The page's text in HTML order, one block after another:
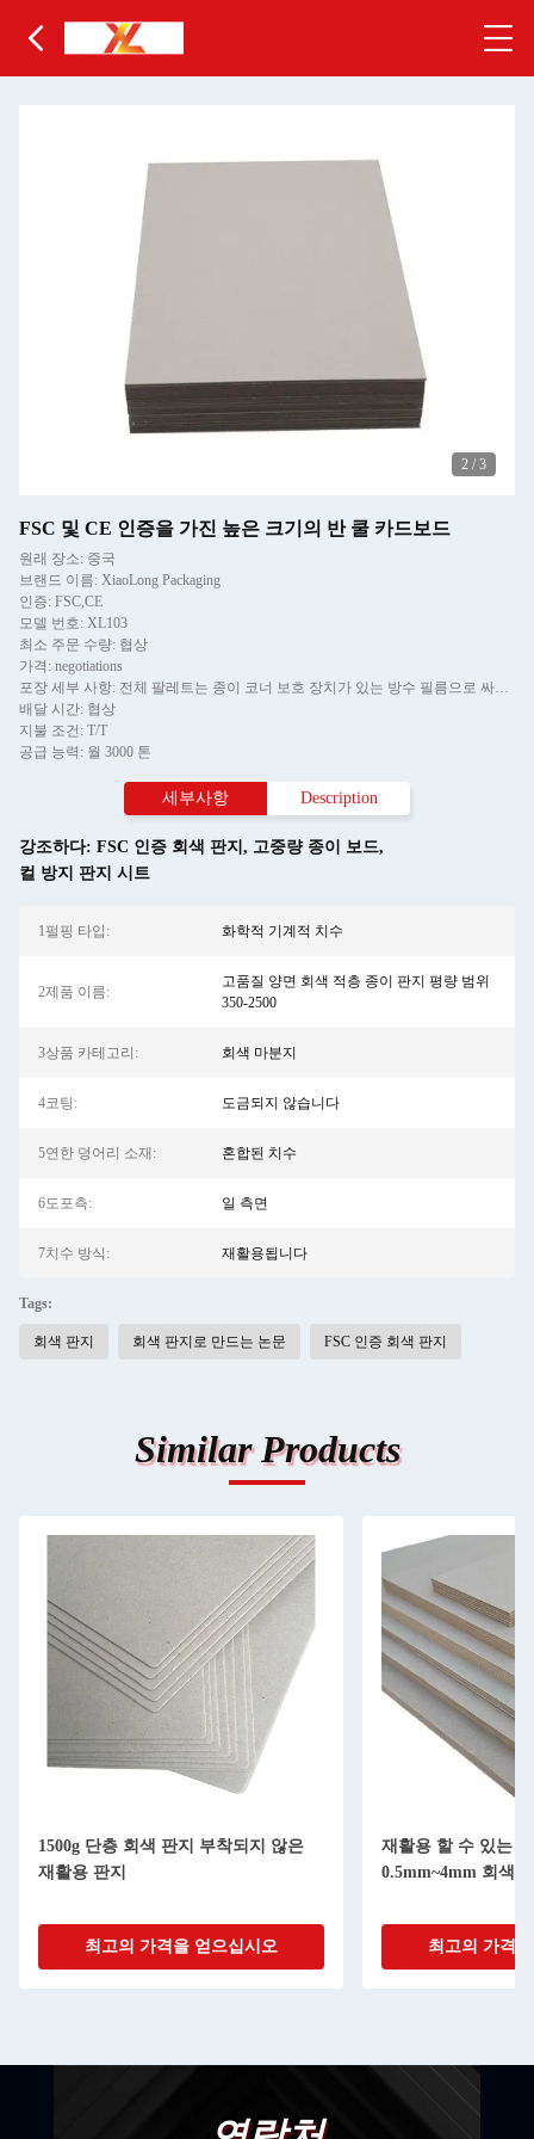
2 / 3
FSC 및 CE 인증을 가진 높은 크기의 반 쿨 카드보드
원래 장소: 중국
브랜드 이름: XiaoLong Packaging
인증: FSC,CE
모델 번호: XL103
최소 주문 수량: 협상
가격: negotiations
포장 세부 사항: 전체 팔레트는 종이 코너 보호 장치가 있는 방수 필름으로 싸여 있으며 두 조각의 티엘 스트립으로 고정되어 있습니다.
배달 시간: 협상
지불 조건: T/T
공급 능력: 월 3000 톤
세부사항 Description
강조하다: FSC 인증 회색 판지 , 고중량 종이 보드,
컬 방지 판지 시트
1펄핑 타입: 화학적 기계적 치수
2제품 이름:
고품질 양면 회색 적층 종이 판지 평량 범위
350-2500
3상품 카테고리: 회색 마분지
4코팅: 도금되지 않습니다
5연한 덩어리 소재: 혼합된 치수
6도포측: 일 측면
7치수 방식: 재활용됩니다
Tags:
회색 판지 회색 판지로 만드는 논문 FSC 인증 회색 판지
Similar Products
1500g 단층 회색 판지 부착되지 않은
재활용 판지
최고의 가격을 얻으십시오
재활용 할 수 있는
0.5mm~4mm 회색
최고의 가격